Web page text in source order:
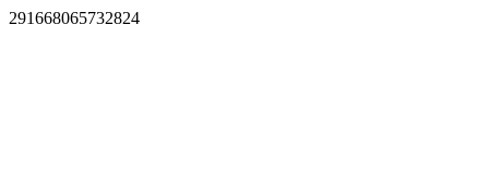
291668065732824